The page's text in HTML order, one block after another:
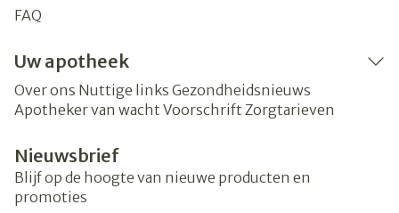
FAQ
Uw apotheek
Over ons Nuttige links Gezondheidsnieuws
Apotheker van wacht Voorschrift Zorgtarieven
Nieuwsbrief
Blijf op de hoogte van nieuwe producten en
promoties